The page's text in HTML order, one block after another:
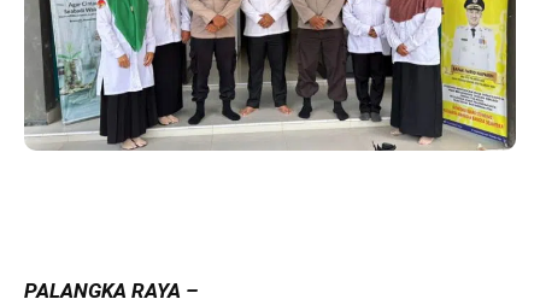
PALANGKA RAYA –